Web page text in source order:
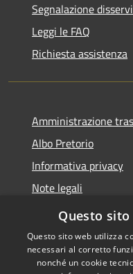
Segnalazione
Leggi le FAQ
Richiesta assistenza
Amministrazione
Albo Pretorio
Informativa privacy
Note legali
Dichiarazione di
Questo
Questo sito web utilizza
necessari al corretto
nonché un cookie